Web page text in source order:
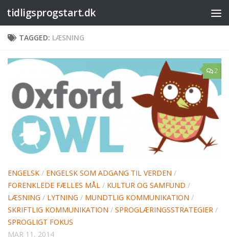
Skip to content
tidligsprogstart.dk
TAGGED: LÆSNING
2
ENGELSK / ENGELSK SOM ADGANG TIL VERDEN /
FORENKLEDE FÆLLES MÅL / KULTUR OG SAMFUND /
LÆSNING / LYTNING / MUNDTLIG KOMMUNIKATION /
SKRIFTLIG KOMMUNIKATION / SPROGLÆRINGSSTRATEGIER /
SPROGLIGT FOKUS
MAR 11, 2014